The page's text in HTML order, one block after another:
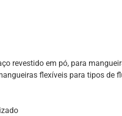
revestido em pó, para
flexíveis para tipos de